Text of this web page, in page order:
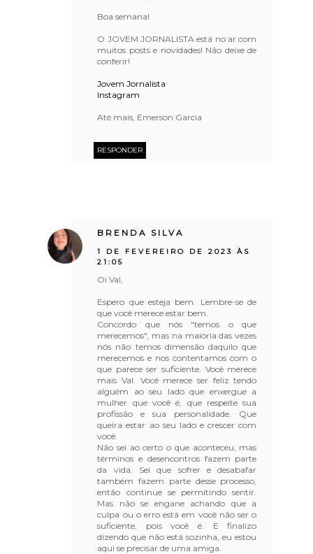
Boa semana!
O JOVEM JORNALISTA está no ar com
muitos posts e novidades! Não deixe de
conferir!
Jovem Jornalista
Instagram
Até mais, Emerson Garcia
RESPONDER
BRENDA SILVA
1 DE FEVEREIRO DE 2023 ÀS
21:05
Oi Val,
Espero que esteja bem. Lembre-se de
que você merece estar bem.
Concordo que nós "temos o que
merecemos", mas na maioria das vezes
nós não temos dimensão daquilo que
merecemos e nos contentamos com o
que parece ser suficiente. Você merece
mais Val. Você merece ser feliz tendo
alguém ao seu lado que enxergue a
mulher que você é, que respeite sua
profissão e sua personalidade. Que
queira estar ao seu lado e crescer com
você.
Não sei ao certo o que aconteceu, mas
términos e desencontros fazem parte
da vida. Sei que sofrer e desabafar
também fazem parte desse processo,
então continue se permitindo sentir.
Mas não se engane achando que a
culpa ou o erro está em você não ser o
suficiente, pois você é. E finalizo
dizendo que não está sozinha, eu estou
aqui se precisar de uma amiga.